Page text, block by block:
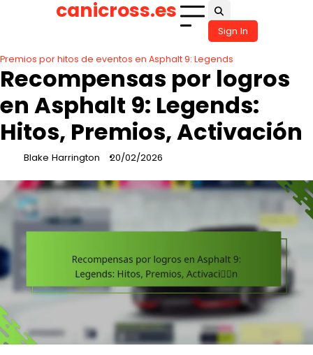
canicross.es
Sign In
Premios por hitos de eventos en Asphalt 9: Legends
Recompensas por logros
en Asphalt 9: Legends:
Hitos, Premios, Activación
Blake Harrington 20/02/2026